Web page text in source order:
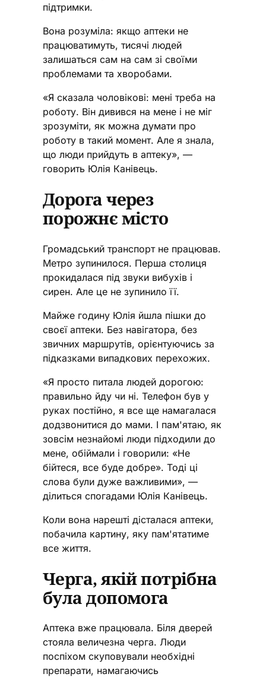
підтримки.
Вона розуміла: якщо аптеки не
працюватимуть, тисячі людей
залишаться сам на сам зі своїми
проблемами та хворобами.
«Я сказала чоловікові: мені треба на
роботу. Він дивився на мене і не міг
зрозуміти, як можна думати про
роботу в такий момент. Але я знала,
що люди прийдуть в аптеку», —
говорить Юлія Канівець.
Дорога через
порожнє місто
Громадський транспорт не працював.
Метро зупинилося. Перша столиця
прокидалася під звуки вибухів і
сирен. Але це не зупинило її.
Майже годину Юлія йшла пішки до
своєї аптеки. Без навігатора, без
звичних маршрутів, орієнтуючись за
підказками випадкових перехожих.
«Я просто питала людей дорогою:
правильно йду чи ні. Телефон був у
руках постійно, я все ще намагалася
додзвонитися до мами. І пам'ятаю, як
зовсім незнайомі люди підходили до
мене, обіймали і говорили: «Не
бійтеся, все буде добре». Тоді ці
слова були дуже важливими», —
ділиться спогадами Юлія Канівець.
Коли вона нарешті дісталася аптеки,
побачила картину, яку пам'ятатиме
все життя.
Черга, якій потрібна
була допомога
Аптека вже працювала. Біля дверей
стояла величезна черга. Люди
поспіхом скуповували необхідні
препарати, намагаючись